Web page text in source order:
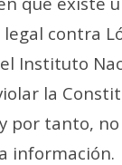
contra
Instituto
la
por tanto,
información.